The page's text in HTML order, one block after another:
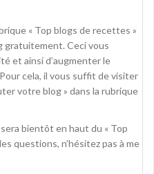
« Top blogs de recettes »
gratuitement. Ceci vous
et ainsi d’augmenter le
cela, il vous suffit de visiter
votre blog » dans la rubrique
bientôt en haut du « Top
questions, n’hésitez pas à me